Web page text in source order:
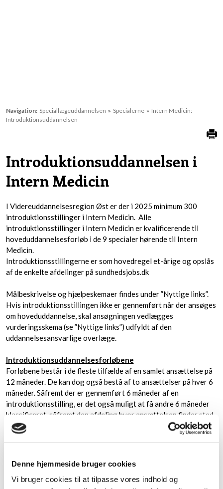
Denne hjemmeside bruger cookies
Vi bruger cookies til at tilpasse vores indhold og
Navigation: Speciallægeuddannelsen » Specialerne » Intern Medicin:
Introduktionsuddannelsen
Introduktionsuddannelsen i
Intern Medicin
I Videreuddannelsesregion Øst er der i 2025 minimum 300
introduktionsstillinger i Intern Medicin. Alle
introduktionsstillinger i Intern Medicin er kvalificerende til
hoveduddannelsesforløb i de 9 specialer hørende til Intern
Medicin.
Introduktionsstillingerne er som hovedregel et-årige og opslås
af de enkelte afdelinger på sundhedsjobs.dk
Målbeskrivelse og hjælpeskemaer findes under ”Nyttige links”.
Hvis introduktionsstillingen ikke er gennemført når der ansøges
om hoveduddannelse, skal ansøgningen vedlægges
vurderingsskema (se ”Nyttige links”) udfyldt af den
uddannelsesansvarlige overlæge.
Introduktionsuddannelsesforløbene
Forløbene består i de fleste tilfælde af en samlet ansættelse på
12 måneder. De kan dog også bestå af to ansættelser på hver 6
måneder. Såfremt der er gennemført 6 måneder af en
introduktionsstilling, er det også muligt at få andre 6 måneder
klassificeret, såfremt den afdeling hvor ansættelsen finder sted
ansøger Sekretariatet om dette.
I alle tilfælde hvor introduktionsstillingen består af 2 x 6
Uddannelseslaege.dk er opnået. Desuden skal begge afdelinger
attestere for tidsmæssig godkendelse.